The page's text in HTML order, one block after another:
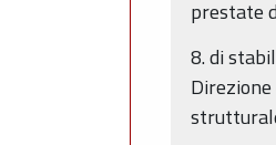
prestate
8. di